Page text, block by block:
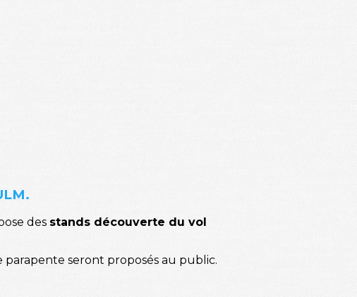
des stands découverte du vol
parapente seront proposés au public.